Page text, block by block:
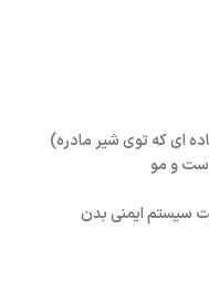
سیستم ایمنی بدن